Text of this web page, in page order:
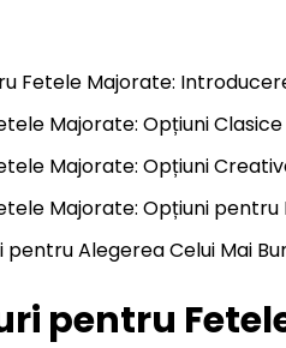
Fetele Majorate:
Majorate: Opțiuni Clasice
Majorate: Opțiuni
Majorate: Opțiuni
pentru Alegerea Celui Mai
pentru